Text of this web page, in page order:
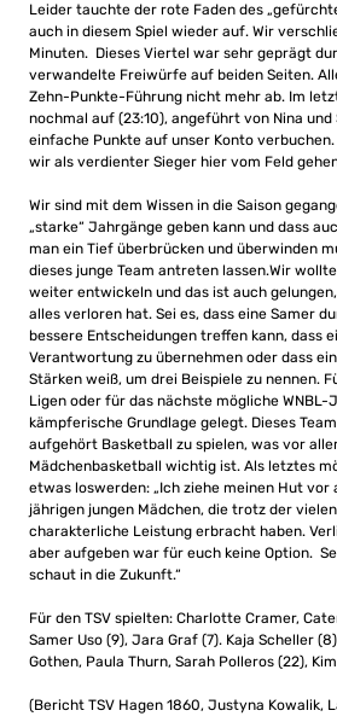
Leider tauchte der rote Faden des
auch in diesem Spiel wieder auf. Wir
Minuten. Dieses Viertel war sehr geprägt
verwandelte Freiwürfe auf beiden Seiten.
Zehn-Punkte-Führung nicht mehr ab. Im
nochmal auf (23:10), angeführt von Nina
einfache Punkte auf unser Konto verbuchen.
wir als verdienter Sieger hier vom Feld
Wir sind mit dem Wissen in die Saison
„starke“ Jahrgänge geben kann und dass
man ein Tief überbrücken und überwinden
dieses junge Team antreten lassen.Wir
weiter entwickeln und das ist auch
alles verloren hat. Sei es, dass eine Samer
bessere Entscheidungen treffen kann, dass
Verantwortung zu übernehmen oder dass
Stärken weiß, um drei Beispiele zu nennen.
Ligen oder für das nächste mögliche WNBL-
kämpferische Grundlage gelegt. Dieses
aufgehört Basketball zu spielen, was vor
Mädchenbasketball wichtig ist. Als letztes
etwas loswerden: „Ich ziehe meinen Hut vor
jährigen jungen Mädchen, die trotz der
charakterliche Leistung erbracht haben.
aber aufgeben war für euch keine Option.
schaut in die Zukunft.“
Für den TSV spielten: Charlotte Cramer,
Samer Uso (9), Jara Graf (7). Kaja Scheller
Gothen, Paula Thurn, Sarah Polleros (22),
(Bericht TSV Hagen 1860, Justyna Kowalik,